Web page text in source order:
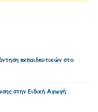
εκπαιδευτικών στο
στην Ειδική Αγωγή: